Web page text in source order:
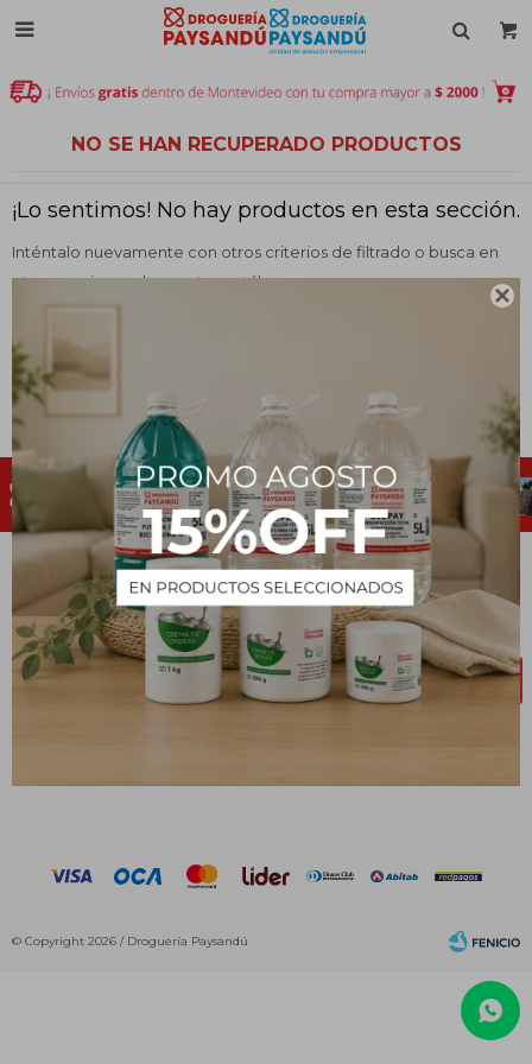


NO SE HAN RECUPERADO PRODUCTOS
¡Lo sentimos! No hay productos en esta sección.
Inténtalo nuevamente con otros criterios de filtrado o busca en
otras secciones de nuestro catálogo.
Filtrando por:
NEWSLETTER
¡Suscribite y recibí todas nuestras novedades!
SUSCRIBIRME
© Copyright 2026 / Droguería Paysandú